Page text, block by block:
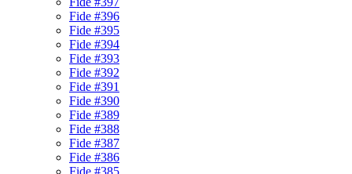
Fide #396
Fide #395
Fide #394
Fide #393
Fide #392
Fide #391
Fide #390
Fide #389
Fide #388
Fide #387
Fide #386
Fide #385